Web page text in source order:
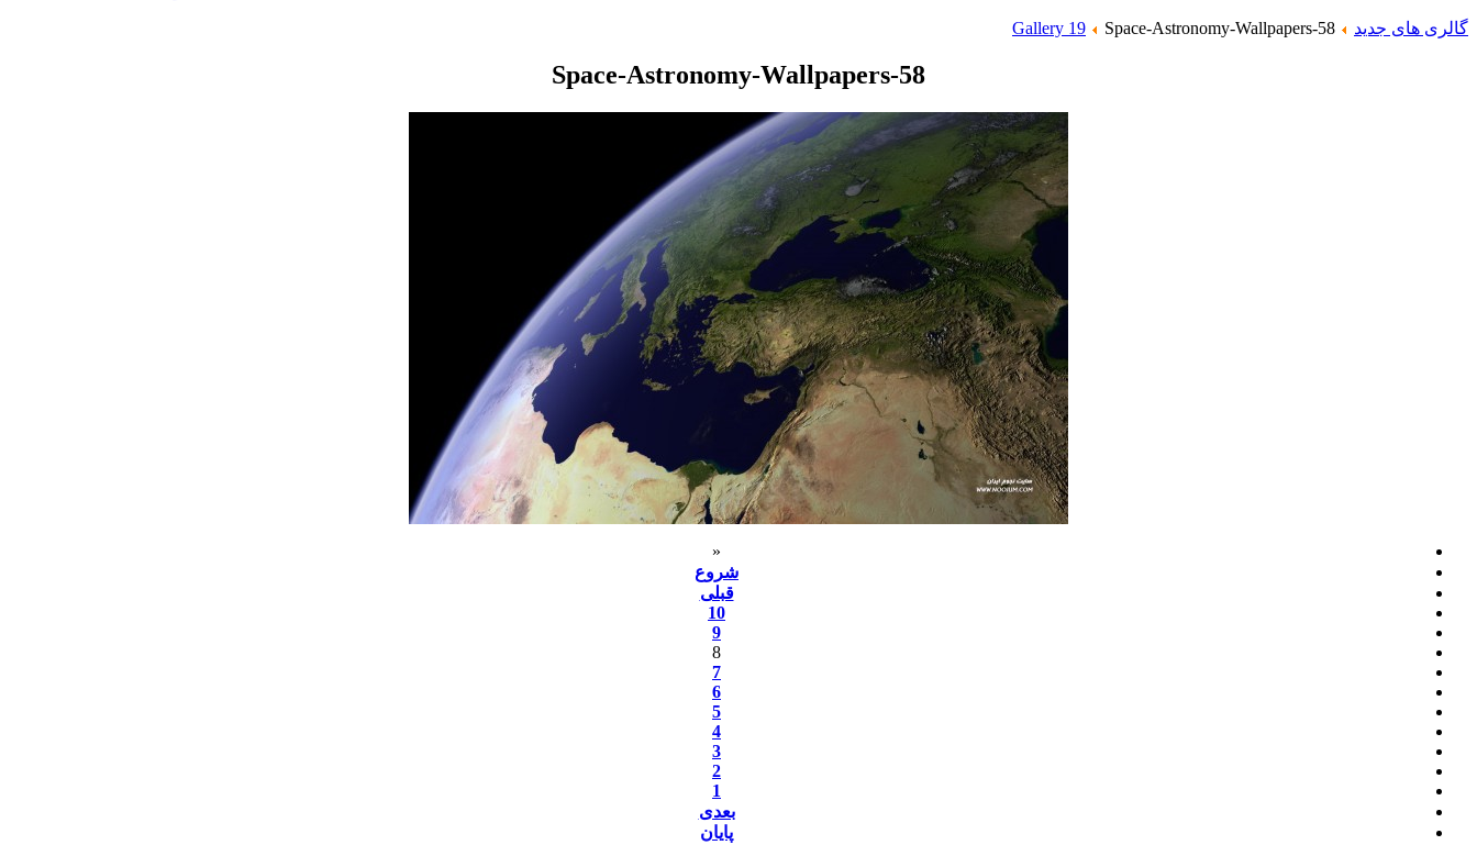
گالری های جدید Gallery 19 Space-Astronomy-Wallpapers-58
Space-Astronomy-Wallpapers-58
«
شروع
قبلی
10
9
8
7
6
5
4
3
2
1
بعدی
پایان